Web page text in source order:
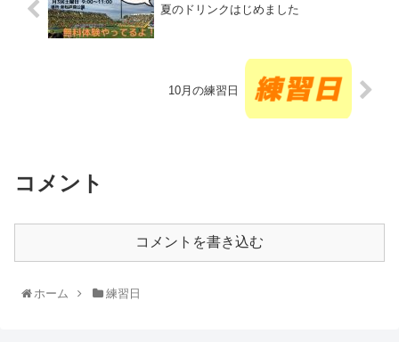
夏のドリンクはじめました
10月の練習日
コメント
コメントを書き込む
ホーム 練習日